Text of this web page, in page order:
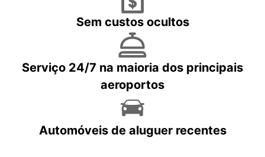
Sem custos ocultos
Serviço 24/7 na maioria dos principais
aeroportos
Automóveis de aluguer recentes